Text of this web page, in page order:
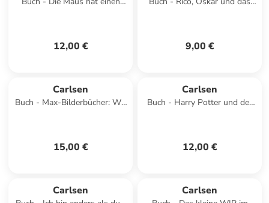
12,00 € 9,00 €
Carlsen
Buch - Max-Bilderbücher: Wir
15,00 €
Carlsen
Buch - Harry Potter und der
12,00 €
Carlsen Carlsen